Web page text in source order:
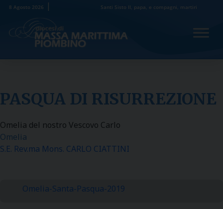
Skip
content
8 Agosto 2026 Santi Sisto II, papa, e compagni, martiri
PASQUA DI RISURREZIONE
Omelia del nostro Vescovo Carlo
Omelia
S.E. Rev.ma Mons. CARLO CIATTINI
Omelia-Santa-Pasqua-2019